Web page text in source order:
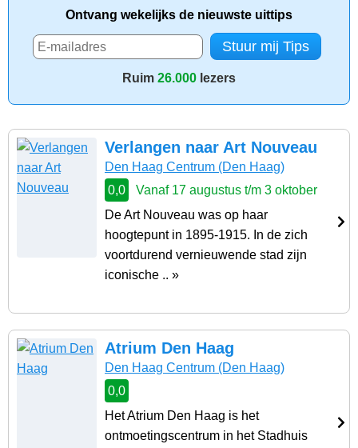
Ontvang wekelijks de nieuwste uittips
Ruim 26.000 lezers
Verlangen naar Art Nouveau
Den Haag Centrum (Den Haag)
0,0
Vanaf 17 augustus t/m 3 oktober
De Art Nouveau was op haar
hoogtepunt in 1895-1915. In de zich
voortdurend vernieuwende stad zijn
iconische .. »
Atrium Den Haag
Den Haag Centrum (Den Haag)
0,0
Het Atrium Den Haag is het
ontmoetingscentrum in het Stadhuis